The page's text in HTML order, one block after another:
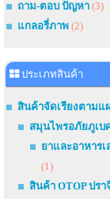
ถาม-ตอบ ปัญหา (3)
แกลอรี่ภาพ (2)
ประเภทสินค้า
สินค้าจัดเรียงตามแ
สมุนไพรอภัยภูเบ
ยาและอาหาร
(1)
สินค้า OTOP ปรา